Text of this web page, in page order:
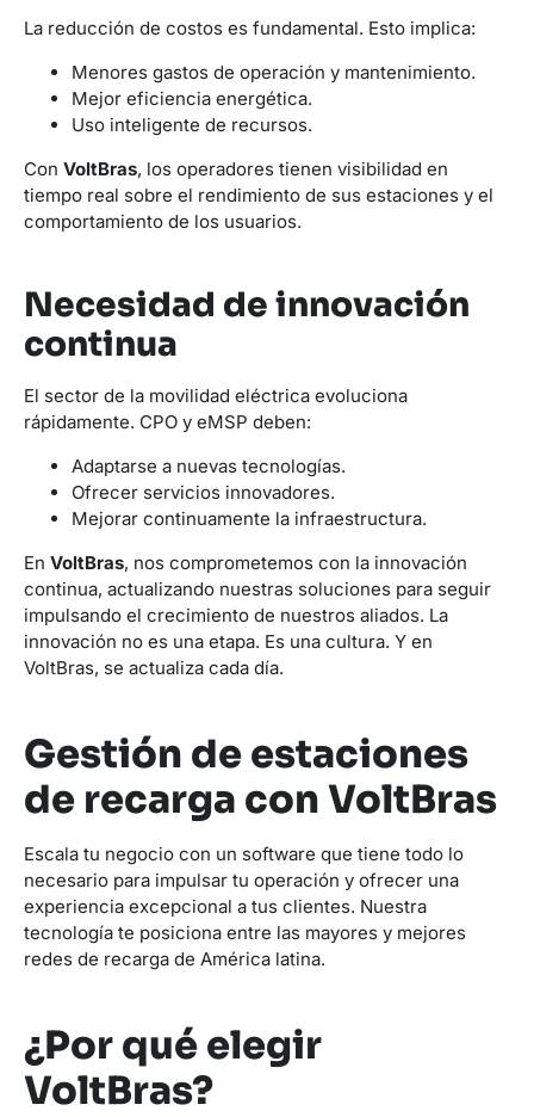
La reducción de costos es fundamental. Esto implica:
Menores gastos de operación y mantenimiento.
Mejor eficiencia energética.
Uso inteligente de recursos.
Con VoltBras, los operadores tienen visibilidad en
tiempo real sobre el rendimiento de sus estaciones y el
comportamiento de los usuarios.
Necesidad de innovación
continua
El sector de la movilidad eléctrica evoluciona
rápidamente. CPO y eMSP deben:
Adaptarse a nuevas tecnologías.
Ofrecer servicios innovadores.
Mejorar continuamente la infraestructura.
En VoltBras, nos comprometemos con la innovación
continua, actualizando nuestras soluciones para seguir
impulsando el crecimiento de nuestros aliados. La
innovación no es una etapa. Es una cultura. Y en
VoltBras, se actualiza cada día.
Gestión de estaciones
de recarga con VoltBras
Escala tu negocio con un software que tiene todo lo
necesario para impulsar tu operación y ofrecer una
experiencia excepcional a tus clientes. Nuestra
tecnología te posiciona entre las mayores y mejores
redes de recarga de América latina.
¿Por qué elegir
VoltBras?